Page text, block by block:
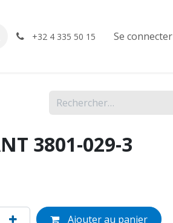
Réparation instruments rotatifs
+32 4 335 50 15 Se connecter
3801-029-3
Ajouter au panier